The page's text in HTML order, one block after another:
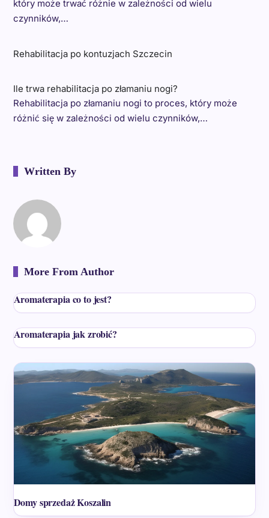
który może trwać różnie w zależności od wielu
czynników,…
Rehabilitacja po kontuzjach Szczecin
Ile trwa rehabilitacja po złamaniu nogi?
Rehabilitacja po złamaniu nogi to proces, który może
różnić się w zależności od wielu czynników,…
Written By
More From Author
Aromaterapia co to jest?
Aromaterapia jak zrobić?
Domy sprzedaż Koszalin